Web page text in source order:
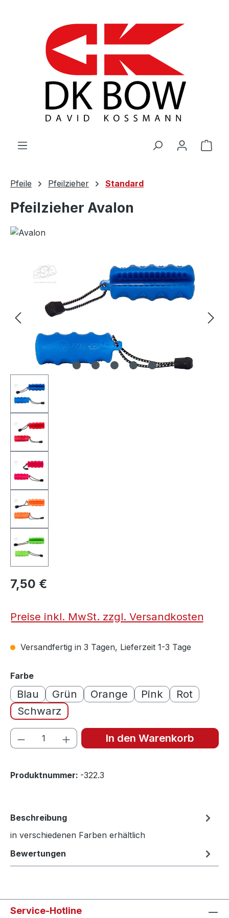
Pfeile Pfeilzieher Standard
Pfeilzieher Avalon
Bildergalerie überspringen
7,50 €
Preise inkl. MwSt. zzgl. Versandkosten
Versandfertig in 3 Tagen, Lieferzeit 1-3 Tage
Farbeauswählen
Blau Grün Orange Pink
Rot
Schwarz
Produkt Anzahl: Gib den gewünschten
In den Warenkorb
Produktnummer: -322.3
Beschreibung
in verschiedenen Farben erhältlich
Bewertungen
Service-Hotline